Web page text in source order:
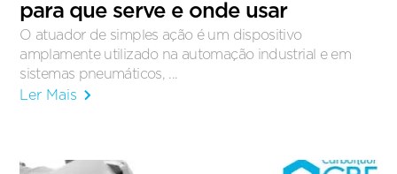
para que serve e onde usar
O atuador de simples ação é um dispositivo
amplamente utilizado na automação industrial e em
sistemas pneumáticos, ...
Ler Mais